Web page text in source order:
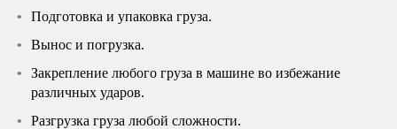
Подготовка и упаковка груза.
Вынос и погрузка.
Закрепление любого груза в машине во избежание
различных ударов.
Разгрузка груза любой сложности.